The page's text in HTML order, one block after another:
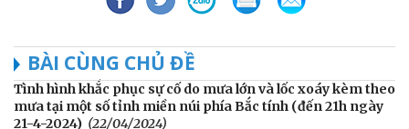
BÀI CÙNG CHỦ ĐỀ
Tình hình khắc phục sự cố do mưa lớn và lốc xoáy kèm theo
mưa tại một số tỉnh miền núi phía Bắc tính (đến 21h ngày
21-4-2024) (22/04/2024)